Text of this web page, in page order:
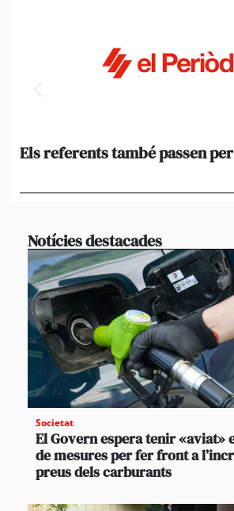
Els referents també passen
Notícies destacades
Societat
El Govern espera tenir «aviat»
de mesures per fer front a
preus dels carburants